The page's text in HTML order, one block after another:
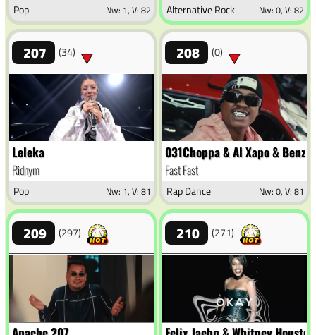
Pop Nw: 1, V: 82 Alternative Rock Nw: 0, V: 82
207 (34)
Leleka
Ridnym
Pop Nw: 1, V: 81
208 (0)
031Choppa & Al Xapo &
Fast Fast
Rap Dance Nw: 0, V: 81
209 (297) 210 (271)